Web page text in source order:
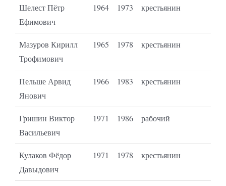
Шелест Пётр
Ефимович
1964 1973 крестьянин
Мазуров Кирилл
Трофимович
1965 1978 крестьянин
Пельше Арвид
Янович
1966 1983 крестьянин
Гришин Виктор
Васильевич
1971 1986 рабочий
Кулаков Фёдор
Давыдович
1971 1978 крестьянин